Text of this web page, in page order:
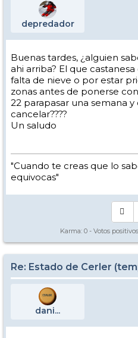
depredador
Buenas tardes, ¿alguien
ahi arriba? El que
falta de nieve o por estar
zonas antes de ponerse
22 parapasar una semana
cancelar????
Un saludo
"Cuando te creas que lo
equivocas"
Karma: 0 - Votos
Re: Estado de Cerler
dani...